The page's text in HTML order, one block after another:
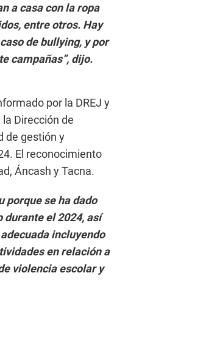
a casa con la ropa
entre otros. Hay
de bullying, y por
campañas”, dijo.
por la DREJ y
Dirección de
de gestión y
El reconocimiento
Áncash y Tacna.
porque se ha dado
el 2024, así
incluyendo
en relación a
violencia escolar y